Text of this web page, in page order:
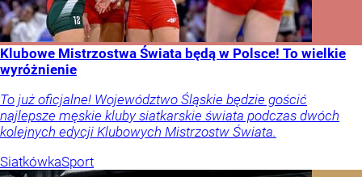
Klubowe Mistrzostwa Świata będą w Polsce! To wielkie
wyróżnienie
To już oficjalne! Województwo Śląskie będzie gościć
najlepsze męskie kluby siatkarskie świata podczas dwóch
kolejnych edycji Klubowych Mistrzostw Świata.
SiatkówkaSport